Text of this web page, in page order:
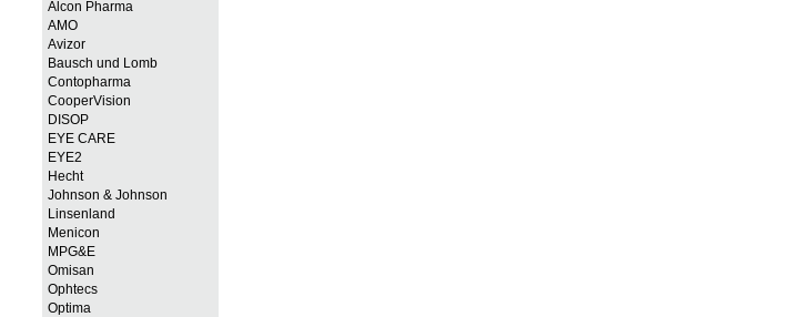
Alcon Pharma
AMO
Avizor
Bausch und Lomb
Contopharma
CooperVision
DISOP
EYE CARE
EYE2
Hecht
Johnson & Johnson
Linsenland
Menicon
MPG&E
Omisan
Ophtecs
Optima